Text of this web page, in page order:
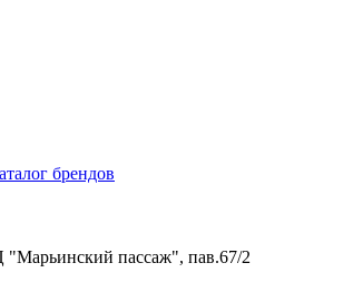
брендов
пассаж", пав.67/2